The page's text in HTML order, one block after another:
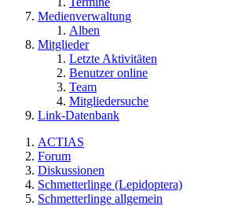
Medienverwaltung
Alben
Mitglieder
Letzte Aktivitäten
Benutzer online
Team
Mitgliedersuche
Link-Datenbank
ACTIAS
Forum
Diskussionen
Schmetterlinge (Lepidoptera)
Schmetterlinge allgemein